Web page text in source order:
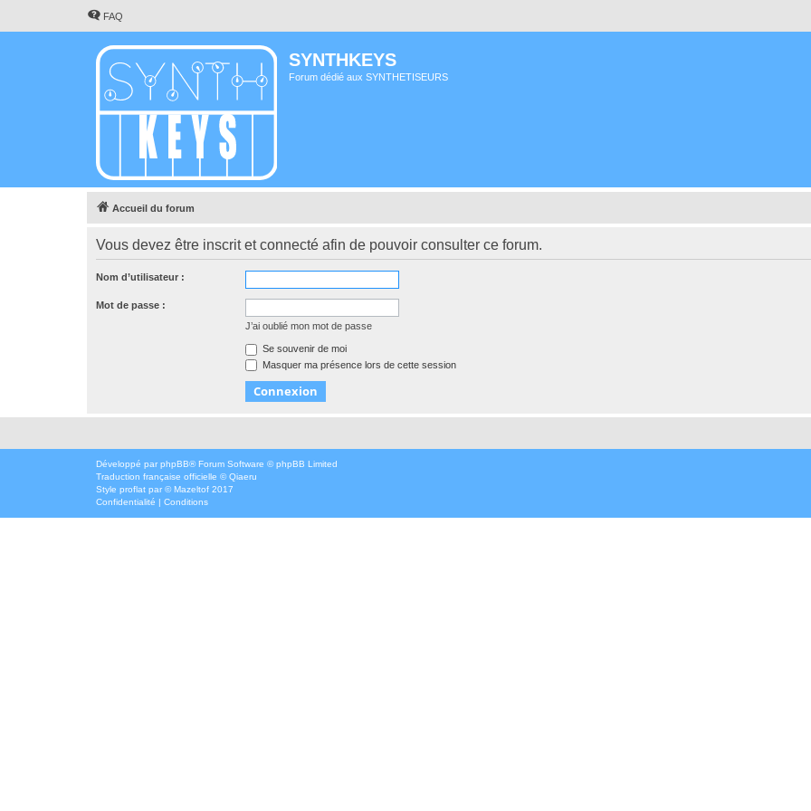
FAQ
SYNTHKEYS
Forum dédié aux SYNTHETISEURS
Accueil du forum
Vous devez être inscrit et connecté afin de pouvoir consulter ce forum.
Nom d’utilisateur :
Mot de passe :
J’ai oublié mon mot de passe
Se souvenir de moi
Masquer ma présence lors de cette session
Développé par phpBB® Forum Software © phpBB Limited
Traduction française officielle ©Qiaeru
Style proflat par ©Mazeltof 2017
Confidentialité | Conditions